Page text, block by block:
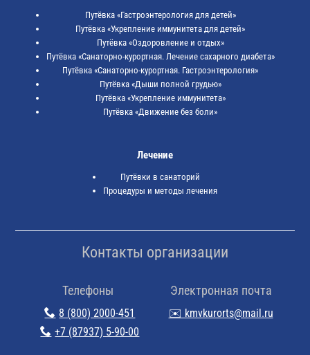
Путёвка «Гастроэнтерология для детей»
Путёвка «Укрепление иммунитета для детей»
Путёвка «Оздоровление и отдых»
Путёвка «Санаторно-курортная. Лечение сахарного диабета»
Путёвка «Санаторно-курортная. Гастроэнтерология»
Путёвка «Дыши полной грудью»
Путёвка «Укрепление иммунитета»
Путёвка «Движение без боли»
Лечение
Путёвки в санаторий
Процедуры и методы лечения
Контакты организации
Телефоны
8 (800) 2000-451
+7 (87937) 5-90-00
Электронная почта
✉️ kmvkurorts@mail.ru